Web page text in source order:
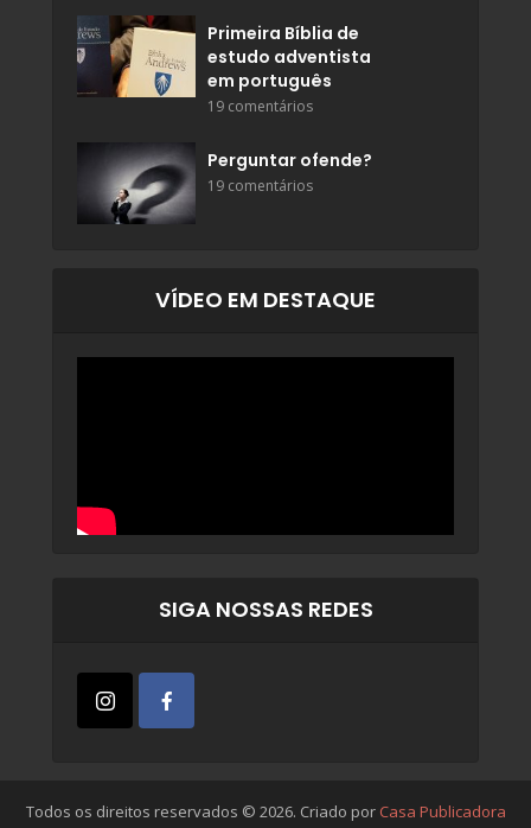
Primeira Bíblia de
estudo adventista
em português
19 comentários
Perguntar ofende?
19 comentários
VÍDEO EM DESTAQUE
SIGA NOSSAS REDES
Todos os direitos reservados © 2026. Criado por Casa Publicadora